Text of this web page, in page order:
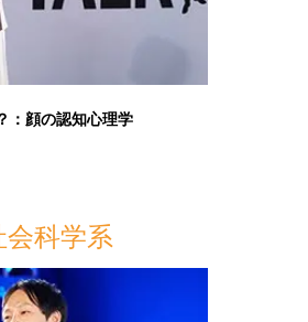
：顔の認知心理学
会科学系